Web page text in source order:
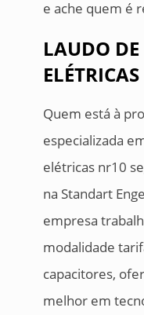
e ache quem é
LAUDO
Quem está à
especializada
elétricas nr10
na Standart
empresa
modalidade
capacitores,
melhor em